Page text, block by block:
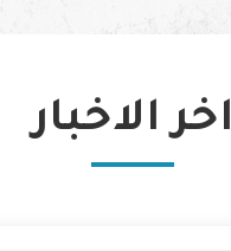
اخر الاخبار